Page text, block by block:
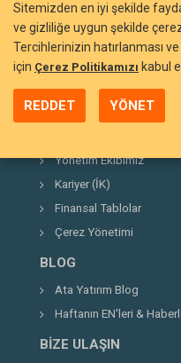
BIZI TANIYIN
Neden Ata Yatırım?
Şirket Hakkında
Yönetim Ekibimiz
Kariyer (İK)
Finansal Tablolar
Çerez Yönetimi
BLOG
Ata Yatırım Blog
Haftanın EN'leri &
BIZE ULAŞIN
Sitemizden en iyi şekilde
ve gizliliğe uygun şekilde
Tercihlerinizin hatırlanması
için Çerez Politikamızı kabul
REDDET YÖNET